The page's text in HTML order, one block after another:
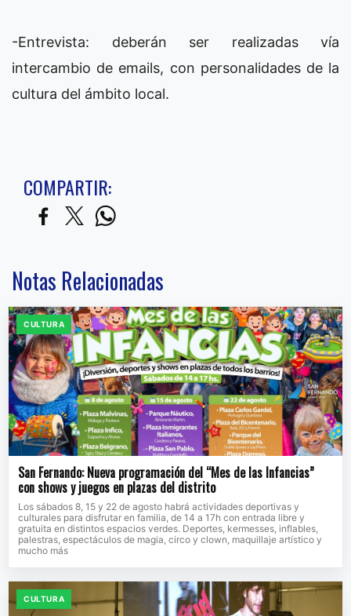
-Entrevista: deberán ser realizadas vía
intercambio de emails, con personalidades de la
cultura del ámbito local.
COMPARTIR:
Notas Relacionadas
CULTURA
San Fernando: Nueva programación del “Mes de las Infancias”
con shows y juegos en plazas del distrito
Los sábados 8, 15 y 22 de agosto habrá actividades deportivas y
culturales para disfrutar en familia, de 14 a 17h con entrada libre y
gratuita en distintos espacios verdes. Deportes, kermesses, inflables,
palestras, espectáculos de magia, circo y clown, maquillaje artístico y
mucho más
CULTURA